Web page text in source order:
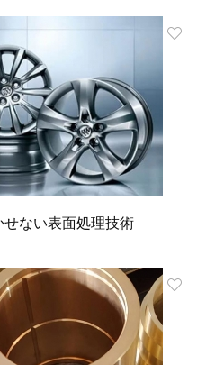
ない表面処理技術